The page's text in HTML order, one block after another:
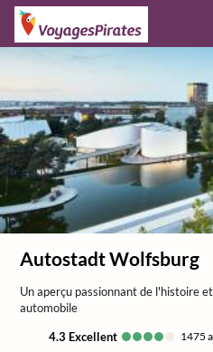
Autostadt Wolfsburg
Un aperçu passionnant de l'histoire
automobile
4.3
excellent 1475